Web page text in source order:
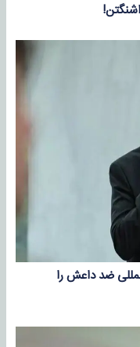
ضد داعش را